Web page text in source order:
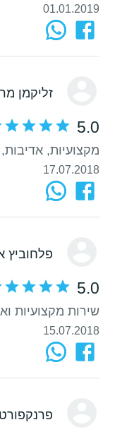
01.01.2019
זליקמן
5.0
מקצועיות,
17.07.2018
פלחוביץ
5.0
שירות מקצועיות
15.07.2018